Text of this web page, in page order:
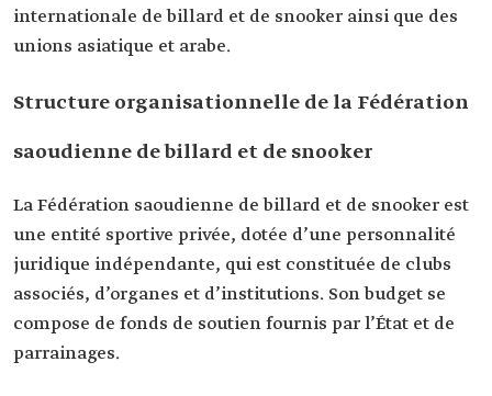
internationale de billard et de snooker ainsi que des
unions asiatique et arabe.
Structure organisationnelle de la Fédération
saoudienne de billard et de snooker
La Fédération saoudienne de billard et de snooker est
une entité sportive privée, dotée d’une personnalité
juridique indépendante, qui est constituée de clubs
associés, d’organes et d’institutions. Son budget se
compose de fonds de soutien fournis par l’État et de
parrainages.